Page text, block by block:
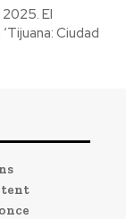
El
Ciudad